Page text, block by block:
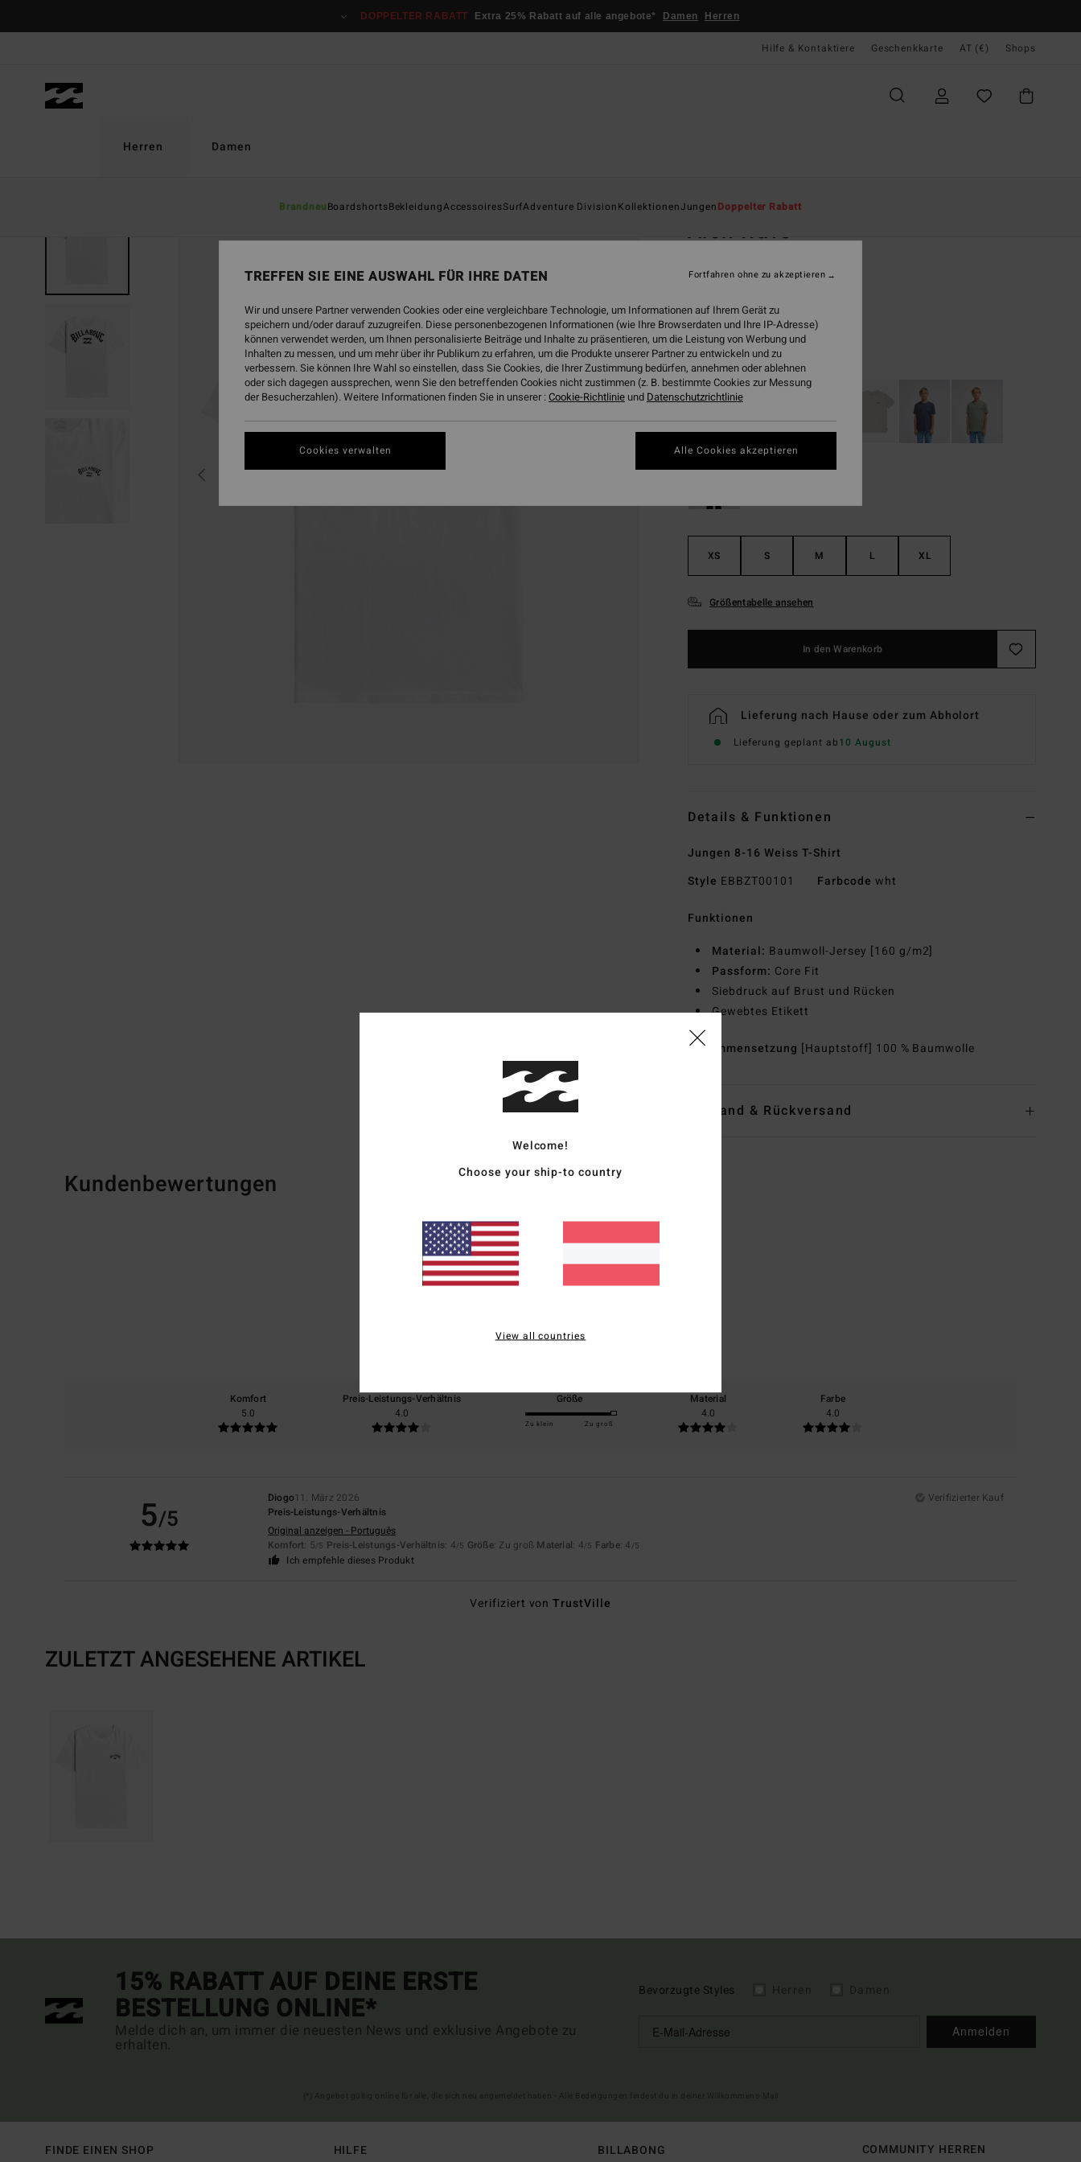
DOPPELTER RABATT Extra 25% Rabatt auf alle angebote* Damen Herren
Hilfe & Kontaktiere Geschenkkarte AT (€) Shops
Herren
BrandneuBoardshortsBekleidungAccessoiresSurfAdventure DivisionKollektionenJungenDoppelter Rabatt
Damen
Arch Wave
(1 Bewertungen)
€ 17,95
FarbeWhite
XS S M L XL
Größentabelle ansehen
In den Warenkorb
Lieferung nach Hause oder zum Abholort
Lieferung geplant ab10 August
Details & Funktionen
Jungen 8-16 Weiss T-Shirt
Style EBBZT00101 Farbcode wht
Funktionen
Material: Baumwoll-Jersey [160 g/m2]
Passform: Core Fit
Siebdruck auf Brust und Rücken
Gewebtes Etikett
Zusammensetzung [Hauptstoff] 100 % Baumwolle
Versand & Rückversand
Kundenbewertungen
Durchschnittliche Bewertung
5.0 /5
1 verifizierten Bewertungen
Komfort
5.0
Preis-Leistungs-Verhältnis
4.0
Größe
Zu klein Zu groß
Material
4.0
Farbe
4.0
5/5
Diogo11. März 2026
Verifizierter Kauf
Preis-Leistungs-Verhältnis
Original anzeigen - Português
Komfort: 5/5 Preis-Leistungs-Verhältnis: 4/5 Größe: Zu groß Material: 4/5 Farbe: 4 /5
Ich empfehle dieses Produkt
Verifiziert vonTrustVille
ZULETZT ANGESEHENE ARTIKEL
15% RABATT AUF DEINE ERSTE
BESTELLUNG ONLINE*
Melde dich an, um immer die neuesten News und exklusive Angebote zu
erhalten.
Bevorzugte Styles
Anmelden
FINDE EINEN SHOP HILFE BILLABONG COMMUNITY HERREN
Welcome!
Choose your ship-to country
View all countries
TREFFEN SIE EINE AUSWAHL FÜR IHRE DATEN
Wir und unsere Partner verwenden Cookies oder eine vergleichbare Technologie, um Informationen auf Ihrem Gerät zu
speichern und/oder darauf zuzugreifen. Diese personenbezogenen Informationen (wie Ihre Browserdaten und Ihre IP-Adresse)
können verwendet werden, um Ihnen personalisierte Beiträge und Inhalte zu präsentieren, um die Leistung von Werbung und
Inhalten zu messen, und um mehr über ihr Publikum zu erfahren, um die Produkte unserer Partner zu entwickeln und zu
verbessern. Sie können Ihre Wahl so einstellen, dass Sie Cookies, die Ihrer Zustimmung bedürfen, annehmen oder ablehnen
oder sich dagegen aussprechen, wenn Sie den betreffenden Cookies nicht zustimmen (z. B. bestimmte Cookies zur Messung
der Besucherzahlen). Weitere Informationen finden Sie in unserer :Cookie-Richtlinie und Datenschutzrichtlinie
Cookies verwalten
Fortfahren ohne zu akzeptieren
Alle Cookies akzeptieren